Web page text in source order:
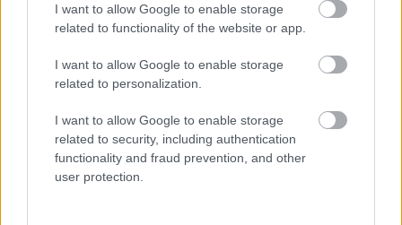
I want to allow Google to enable storage
related to functionality of the website or app.
I want to allow Google to enable storage
related to personalization.
I want to allow Google to enable storage
related to security, including authentication
functionality and fraud prevention, and other
user protection.
Feliratkozom a hírlevélre és elfogadom azadatvédelmi
FELIRATKOZÁS
LEGFRISSEBB